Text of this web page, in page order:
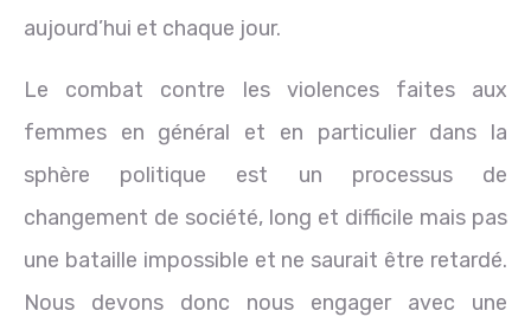
aujourd’hui et chaque jour.
Le combat contre les violences faites aux
femmes en général et en particulier dans la
sphère politique est un processus de
changement de société, long et difficile mais pas
une bataille impossible et ne saurait être retardé.
Nous devons donc nous engager avec une